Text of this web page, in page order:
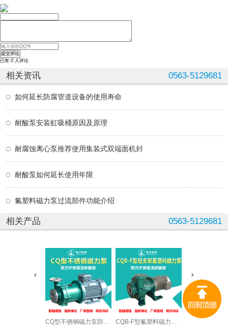
已有 0 人评论
相关资讯 0563-5129681
如何延长防腐管道设备的使用寿命
耐酸泵安装虹吸桶原因及原理
耐腐蚀离心泵推荐使用集装式双端面机封
耐酸泵如何延长使用年限
氟塑料磁力泵过流部件功能介绍
相关产品 0563-5129681
CQ型不锈钢磁力泵防爆酒精泵 CQB-F型氟塑料磁力泵衬氟磁力泵